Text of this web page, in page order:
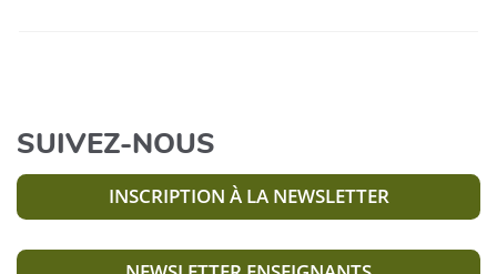
SUIVEZ-NOUS
INSCRIPTION À LA NEWSLETTER